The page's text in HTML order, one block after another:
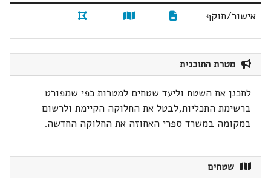
אישור/תוקף
מטרת התוכנית
לתכנן את השטח וליעד שטחים למטרות כפי שמפורט
ברשימת התכליות,לבטל את החלוקה הקיימת ולרשום
במקומה במשרד ספרי האחוזה את החלוקה החדשה.
שטחים